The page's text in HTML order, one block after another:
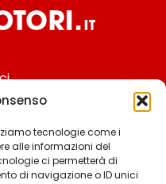
tecnologie come i
alle informazioni del
ci permetterà di
di navigazione o ID unici